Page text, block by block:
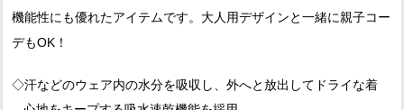
機能性にも優れたアイテムです。大人用デザインと一緒に親子コー
デもOK！
◇汗などのウェア内の水分を吸収し、外へと放出してドライな着